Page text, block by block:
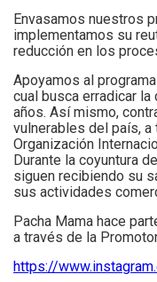
Envasamos nuestros
implementamos su
reducción en los
Apoyamos al
cual busca erradicar
años. Así mismo,
vulnerables del país,
Organización
Durante la coyuntura
siguen recibiendo su
sus actividades
Pacha Mama hace
a través de la
https://